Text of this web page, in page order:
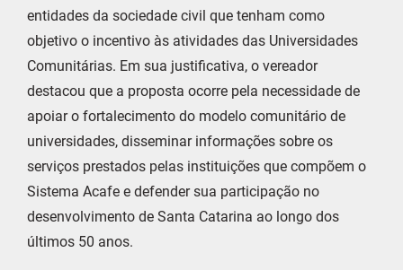
entidades da sociedade civil que tenham como
objetivo o incentivo às atividades das Universidades
Comunitárias. Em sua justificativa, o vereador
destacou que a proposta ocorre pela necessidade de
apoiar o fortalecimento do modelo comunitário de
universidades, disseminar informações sobre os
serviços prestados pelas instituições que compõem o
Sistema Acafe e defender sua participação no
desenvolvimento de Santa Catarina ao longo dos
últimos 50 anos.